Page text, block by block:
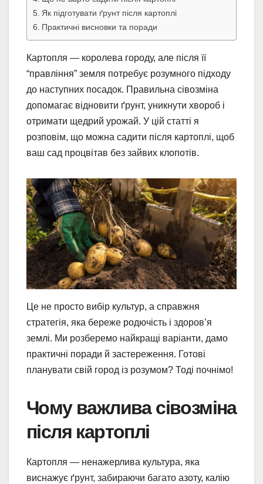
Як підготувати ґрунт після картоплі
Практичні висновки та поради
Картопля — королева городу, але після її
“правління” земля потребує розумного підходу
до наступних посадок. Правильна сівозміна
допомагає відновити ґрунт, уникнути хвороб і
отримати щедрий урожай. У цій статті я
розповім, що можна садити після картоплі, щоб
ваш сад процвітав без зайвих клопотів.
Це не просто вибір культур, а справжня
стратегія, яка береже родючість і здоров’я
землі. Ми розберемо найкращі варіанти, дамо
практичні поради й застереження. Готові
планувати свій город із розумом? Тоді почнімо!
Чому важлива сівозміна
після картоплі
Картопля — ненажерлива культура, яка
виснажує ґрунт, забираючи багато азоту, калію